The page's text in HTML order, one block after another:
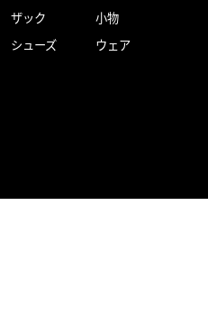
ザック
小物
シューズ
ウェア